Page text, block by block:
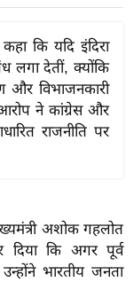
कि यदि इंदिरा
लगा देतीं, क्योंकि
और विभाजनकारी
ने कांग्रेस और
राजनीति पर
अशोक गहलोत
कि अगर पूर्व
भारतीय जनता